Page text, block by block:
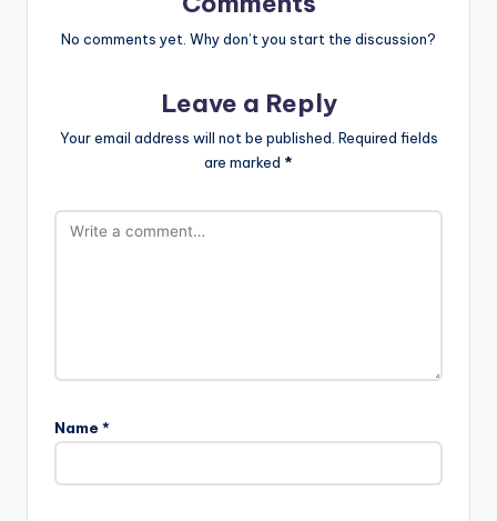
No comments yet. Why don’t you start the discussion?
Leave a Reply
Your email address will not be published. Required fields
are marked *
Name *